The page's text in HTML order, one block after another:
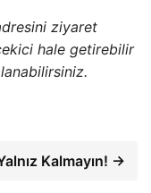
ziyaret
hale getirebilir
Kalmayın! →